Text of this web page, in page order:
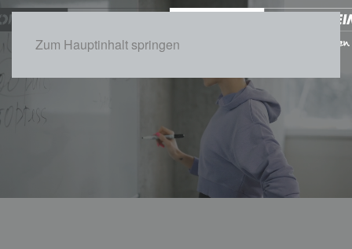
Zum Hauptinhalt springen